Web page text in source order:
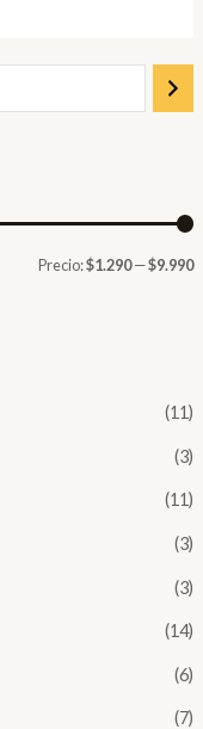
r
i
o
r
i
o
Precio:$1.290—$9.990
(11)
(3)
(11)
(3)
(3)
(14)
(6)
(7)